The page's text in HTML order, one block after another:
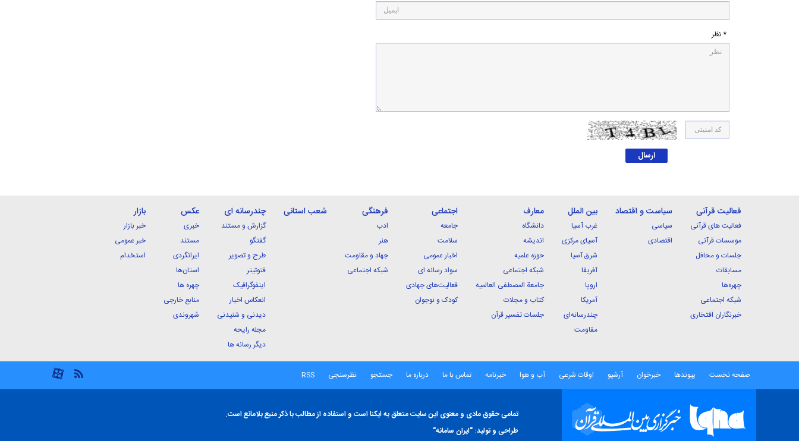
* نظر
فعالیت قرآنی
فعالیت های قرآنی
موسسات قرآنی
جلسات و محافل
مسابقات
چهره‌ها
شبکه اجتماعی
خبرنگاران افتخاری
سیاست و اقتصاد
سیاسی
اقتصادی
بین الملل
غرب آسیا
آسیای مرکزی
شرق آسیا
آفریقا
اروپا
آمریکا
چندرسانه‌ای
مقاومت
معارف
دانشگاه
اندیشه
حوزه علمیه
شبکه اجتماعی
جامعة المصطفی العالمیه
کتاب و مجلات
جلسات تفسیر قرآن
اجتماعی
جامعه
سلامت
اخبار عمومی
سواد رسانه ای
فعالیت‌های جهادی
کودک و نوجوان
فرهنگی
ادب
هنر
جهاد و مقاومت
شبکه اجتماعی
شعب استانی چندرسانه ای
گزارش و مستند
گفتگو
طرح و تصویر
فتوتیتر
اینفوگرافیک
انعکاس اخبار
دیدنی و شنیدنی
مجله رایحه
دیگر رسانه ها
عکس
خبری
مستند
ایرانگردی
استان‌ها
چهره ها
منابع خارجی
شهروندی
بازار
خبر بازار
خبر عمومی
استخدام
صفحه نخست پیوندها خبرخوان آرشیو اوقات شرعی آب و هوا خبرنامه تماس با ما درباره ما جستجو نظرسنجی RSS
تمامی حقوق مادی و معنوی این سایت متعلق به ایکنا است و استفاده از مطالب با ذکر منبع بلامانع است.
طراحی و تولید: "ایران سامانه"